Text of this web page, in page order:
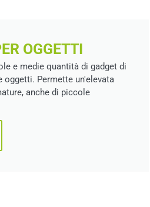
OGGETTI
e medie quantità di gadget di
Permette un'elevata
anche di piccole